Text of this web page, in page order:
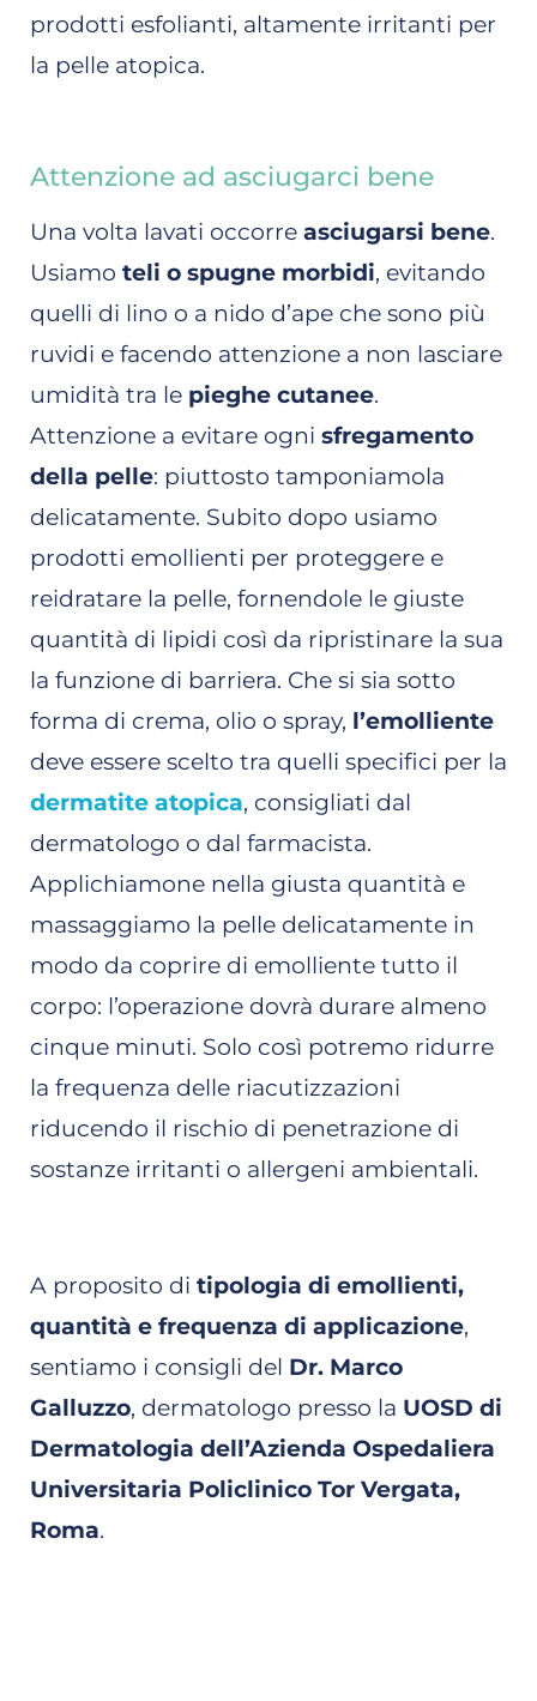
prodotti esfolianti, altamente irritanti per
la pelle atopica.
Attenzione ad asciugarci bene
Una volta lavati occorre asciugarsi bene.
Usiamo teli o spugne morbidi, evitando
quelli di lino o a nido d’ape che sono più
ruvidi e facendo attenzione a non lasciare
umidità tra le pieghe cutanee.
Attenzione a evitare ogni sfregamento
della pelle: piuttosto tamponiamola
delicatamente. Subito dopo usiamo
prodotti emollienti per proteggere e
reidratare la pelle, fornendole le giuste
quantità di lipidi così da ripristinare la sua
la funzione di barriera. Che si sia sotto
forma di crema, olio o spray, l’emolliente
deve essere scelto tra quelli specifici per la
dermatite atopica, consigliati dal
dermatologo o dal farmacista.
Applichiamone nella giusta quantità e
massaggiamo la pelle delicatamente in
modo da coprire di emolliente tutto il
corpo: l’operazione dovrà durare almeno
cinque minuti. Solo così potremo ridurre
la frequenza delle riacutizzazioni
riducendo il rischio di penetrazione di
sostanze irritanti o allergeni ambientali.
A proposito di tipologia di emollienti,
quantità e frequenza di applicazione,
sentiamo i consigli del Dr. Marco
Galluzzo, dermatologo presso la UOSD di
Dermatologia dell’Azienda Ospedaliera
Universitaria Policlinico Tor Vergata,
Roma.